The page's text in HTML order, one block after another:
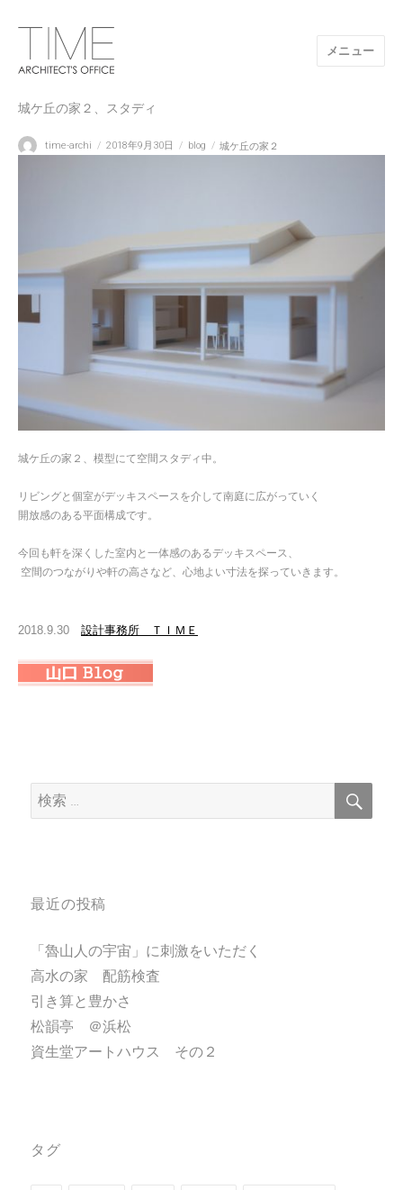
山口県/建築設計事務所/建築家 TIME
メニュー
城ケ丘の家２、スタディ
投
time-archi
投
2018年9月30日
カ
blog
タ
城ケ丘の家２
城ケ丘の家２、模型にて空間スタディ中。
リビングと個室がデッキスペースを介して南庭に広がっていく
開放感のある平面構成です。
今回も軒を深くした室内と一体感のあるデッキスペース、
空間のつながりや軒の高さなど、心地よい寸法を探っていきます。
2018.9.30 設計事務所 ＴＩＭＥ
検
索:
検
最近の投稿
「魯山人の宇宙」に刺激をいただく
高水の家 配筋検査
引き算と豊かさ
松韻亭 ＠浜松
資生堂アートハウス その２
タグ